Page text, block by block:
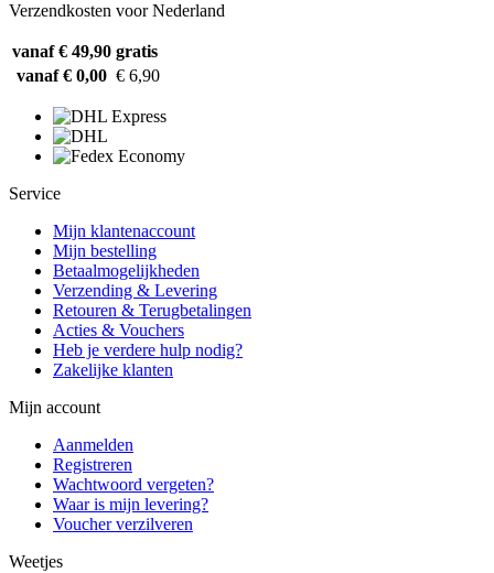
Verzendkosten voor Nederland
vanaf € 49,90 gratis
vanaf € 0,00 € 6,90
Service
Mijn klantenaccount
Mijn bestelling
Betaalmogelijkheden
Verzending & Levering
Retouren & Terugbetalingen
Acties & Vouchers
Heb je verdere hulp nodig?
Zakelijke klanten
Mijn account
Aanmelden
Registreren
Wachtwoord vergeten?
Waar is mijn levering?
Voucher verzilveren
Weetjes